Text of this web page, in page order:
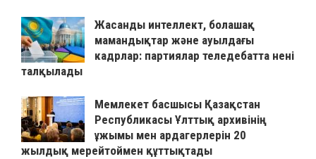
Жасанды интеллект, болашақ
мамандықтар және ауылдағы
кадрлар: партиялар теледебатта нені
талқылады
Мемлекет басшысы Қазақстан
Республикасы Ұлттық архивінің
ұжымы мен ардагерлерін 20
жылдық мерейтоймен құттықтады